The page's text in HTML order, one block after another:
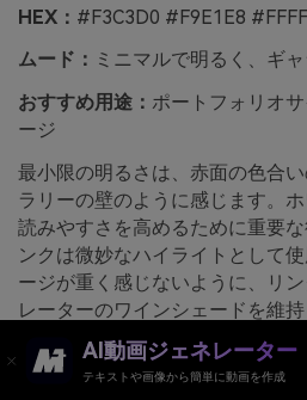
HEX： #F3C3D0 #F9E1E8
ムード： ミニマルで明るく、ギ
おすすめ用途： ポートフォリオ
ージ
最小限の明るさは、赤面の色合
ラリーの壁のように感じます。
読みやすさを高めるために重要
ンクは微妙なハイライトとして
ージが重く感じないように、リ
レーターのワインシェードを維
なグリッドと寛大なマージンと
たプロフェッショナルな外観にな
AI動画ジェネレーター
テキストや画像から簡単に動画を作成